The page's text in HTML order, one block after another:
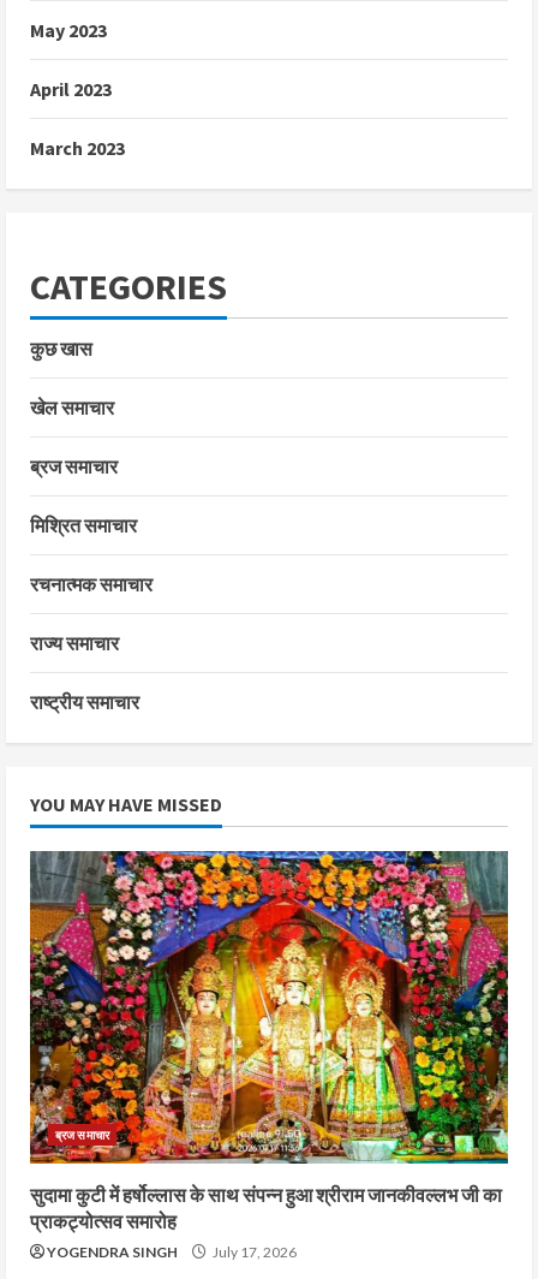
May 2023
April 2023
March 2023
CATEGORIES
कुछ खास
खेल समाचार
ब्रज समाचार
मिश्रित समाचार
रचनात्मक समाचार
राज्य समाचार
राष्ट्रीय समाचार
YOU MAY HAVE MISSED
ब्रज समाचार
सुदामा कुटी में हर्षोल्लास के साथ संपन्न हुआ श्रीराम जानकीवल्लभ जी का
प्राकट्योत्सव समारोह
YOGENDRA SINGH July 17, 2026